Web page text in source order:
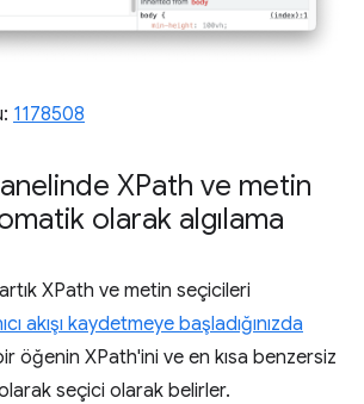
1178508
XPath ve metin
olarak algılama
XPath ve metin seçicileri
akışı kaydetmeye başladığınızda
öğenin XPath'ini ve en kısa benzersiz
seçici olarak belirler.